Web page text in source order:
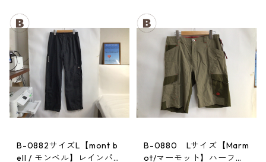
B-0882サイズL【mont b
ell / モンベル】レインパン
B-0880 Lサイズ【Marm
ot/マーモット】ハーフパ